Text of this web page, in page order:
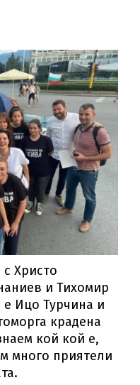
Христо
и Тихомир
е Ицо Турчина и
крадена
кой кой е,
много приятели